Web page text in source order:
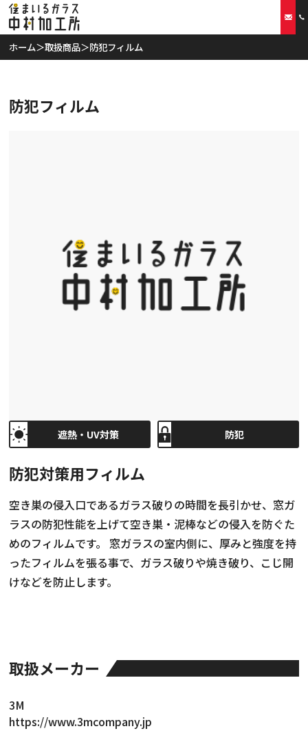
当社の特徴
スタッフ紹介
会社概要
ホーム＞取扱商品＞防犯フィルム
防犯フィルム
遮熱・UV対策 防犯
防犯対策用フィルム
空き巣の侵入口であるガラス破りの時間を長引かせ、窓ガ
ラスの防犯性能を上げて空き巣・泥棒などの侵入を防ぐた
めのフィルムです。 窓ガラスの室内側に、厚みと強度を持
ったフィルムを張る事で、ガラス破りや焼き破り、こじ開
けなどを防止します。
取扱メーカー
3M
https://www.3mcompany.jp